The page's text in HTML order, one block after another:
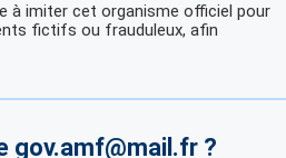
à imiter cet organisme officiel pour
fictifs ou frauduleux, afin
gov.amf@mail.fr ?